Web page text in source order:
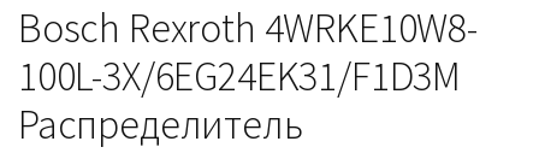
Bosch Rexroth 4WRKE10W8-
100L-3X/6EG24EK31/F1D3M
Распределитель